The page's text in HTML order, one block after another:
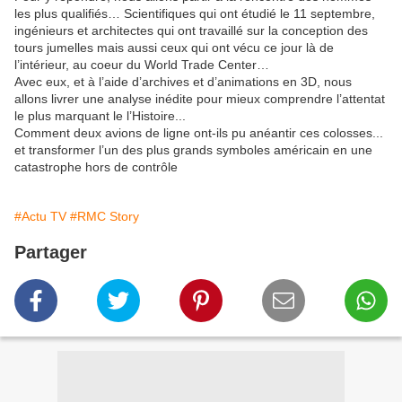
les plus qualifiés… Scientifiques qui ont étudié le 11 septembre,
ingénieurs et architectes qui ont travaillé sur la conception des
tours jumelles mais aussi ceux qui ont vécu ce jour là de
l’intérieur, au coeur du World Trade Center…
Avec eux, et à l’aide d’archives et d’animations en 3D, nous
allons livrer une analyse inédite pour mieux comprendre l’attentat
le plus marquant le l’Histoire...
Comment deux avions de ligne ont-ils pu anéantir ces colosses...
et transformer l’un des plus grands symboles américain en une
catastrophe hors de contrôle
#Actu TV #RMC Story
Partager